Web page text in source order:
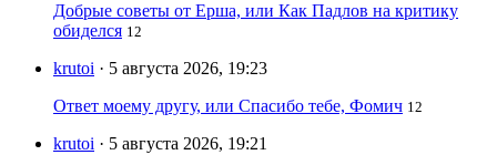
Добрые советы от Ерша, или Как Падлов на критику
обиделся 12
krutoi · 5 августа 2026, 19:23
Ответ моему другу, или Спасибо тебе, Фомич 12
krutoi · 5 августа 2026, 19:21